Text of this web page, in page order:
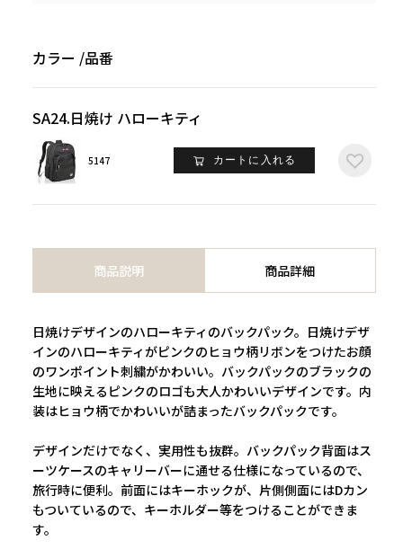
カラー 品番
SA24.日焼け ハローキティ
5147 カートに入れる
商品説明 商品詳細
日焼けデザインのハローキティのバックパック。日焼けデザ
インのハローキティがピンクのヒョウ柄リボンをつけたお顔
のワンポイント刺繍がかわいい。バックパックのブラックの
生地に映えるピンクのロゴも大人かわいいデザインです。内
装はヒョウ柄でかわいいが詰まったバックパックです。
デザインだけでなく、実用性も抜群。バックパック背面はス
ーツケースのキャリーバーに通せる仕様になっているので、
旅行時に便利。前面にはキーホックが、片側側面にはDカン
もついているので、キーホルダー等をつけることができま
す。